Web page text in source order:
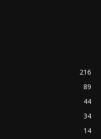
216
89
44
34
14